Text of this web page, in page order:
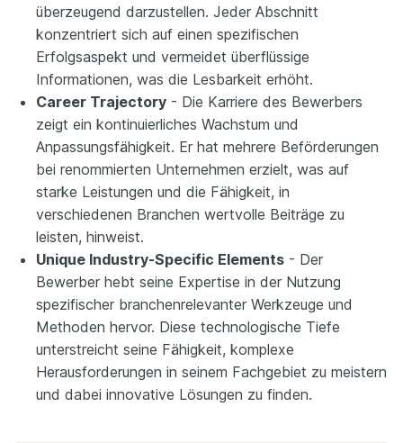
überzeugend darzustellen. Jeder Abschnitt
konzentriert sich auf einen spezifischen
Erfolgsaspekt und vermeidet überflüssige
Informationen, was die Lesbarkeit erhöht.
Career Trajectory - Die Karriere des Bewerbers
zeigt ein kontinuierliches Wachstum und
Anpassungsfähigkeit. Er hat mehrere Beförderungen
bei renommierten Unternehmen erzielt, was auf
starke Leistungen und die Fähigkeit, in
verschiedenen Branchen wertvolle Beiträge zu
leisten, hinweist.
Unique Industry-Specific Elements - Der
Bewerber hebt seine Expertise in der Nutzung
spezifischer branchenrelevanter Werkzeuge und
Methoden hervor. Diese technologische Tiefe
unterstreicht seine Fähigkeit, komplexe
Herausforderungen in seinem Fachgebiet zu meistern
und dabei innovative Lösungen zu finden.